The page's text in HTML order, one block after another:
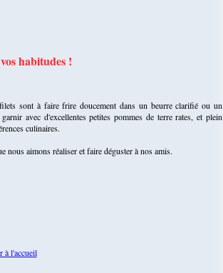
habitudes !
sont à faire frire doucement dans un beurre clarifié ou un
avec d'excellentes petites pommes de terre rates, et plein
culinaires.
nous aimons réaliser et faire déguster à nos amis.
à l'accueil